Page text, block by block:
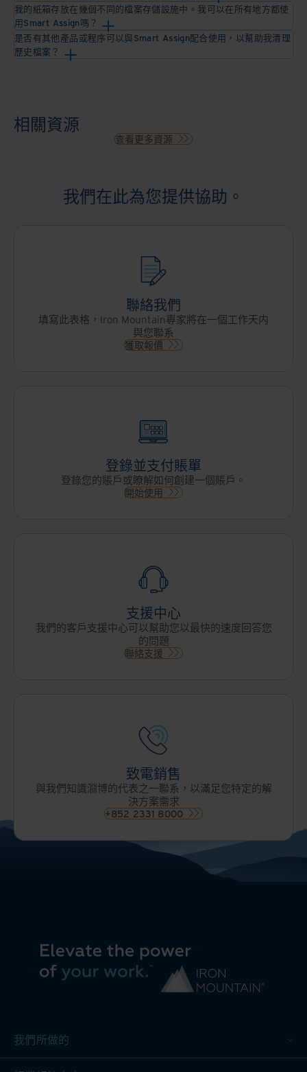
我的紙箱存放在幾個不同的檔案存儲設施中。我可以在所有地方都使
用Smart Assign嗎？
是否有其他產品或程序可以與Smart Assign配合使用，以幫助我清理
歷史檔案？
相關資源
查看更多資源
我們在此為您提供協助。
聯絡我們
填寫此表格，Iron Mountain專家將在一個工作天内
與您聯系
獲取報價
登錄並支付賬單
登錄您的賬戶或瞭解如何創建一個賬戶。
開始使用
支援中心
我們的客戶支援中心可以幫助您以最快的速度回答您
的問題
聯絡支援
致電銷售
與我們知識淵博的代表之一聯系，以滿足您特定的解
決方案需求
+852 2331 8000
我們所做的